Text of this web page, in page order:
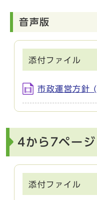
音声版
添付ファイル
市政運営方針
4から7ページ
添付ファイル